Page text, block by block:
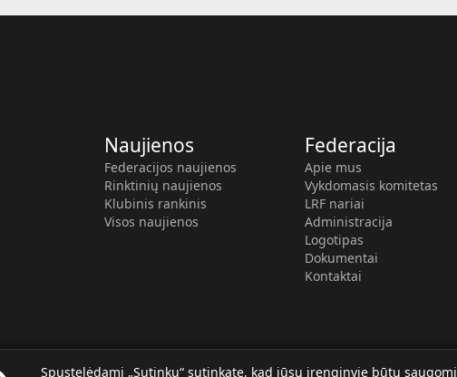
Spustelėdami „Sutinku“ sutinkate, kad jūsų įrenginyje būtų saugomi
Naujienos
Federacijos naujienos
Rinktinių naujienos
Klubinis rankinis
Visos naujienos
Federacija
Apie mus
Vykdomasis komitetas
LRF nariai
Administracija
Logotipas
Dokumentai
Kontaktai